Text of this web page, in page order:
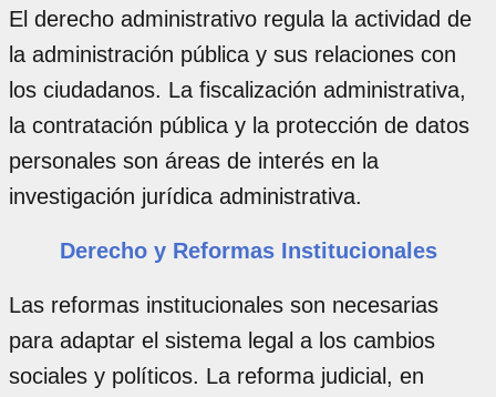
El derecho administrativo regula la actividad de
la administración pública y sus relaciones con
los ciudadanos. La fiscalización administrativa,
la contratación pública y la protección de datos
personales son áreas de interés en la
investigación jurídica administrativa.
Derecho y Reformas Institucionales
Las reformas institucionales son necesarias
para adaptar el sistema legal a los cambios
sociales y políticos. La reforma judicial, en